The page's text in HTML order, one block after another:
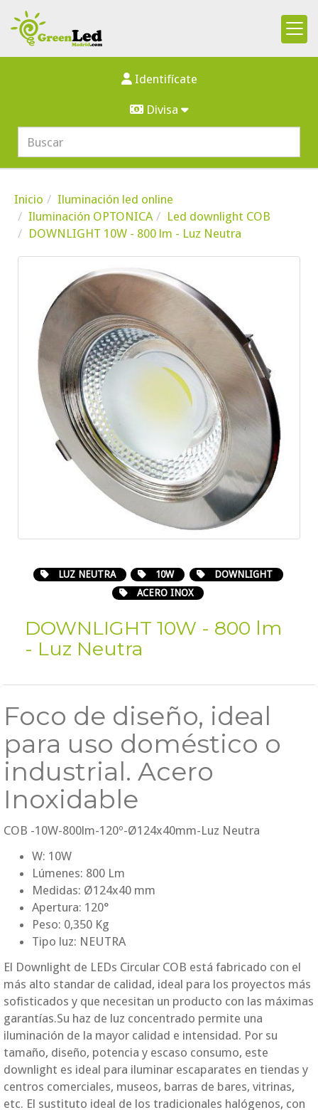
Identifícate
Divisa
Inicio
Iluminación led online
Iluminación OPTONICA
Led downlight COB
DOWNLIGHT 10W - 800 lm - Luz Neutra
LUZ NEUTRA 10W
DOWNLIGHT
ACERO INOX
DOWNLIGHT 10W - 800 lm
- Luz Neutra
Foco de diseño, ideal
para uso doméstico o
industrial. Acero
Inoxidable
COB -10W-800lm-120º-Ø124x40mm-Luz Neutra
W: 10W
Lúmenes: 800 Lm
Medidas: Ø124x40 mm
Apertura: 120°
Peso: 0,350 Kg
Tipo luz: NEUTRA
El Downlight de LEDs Circular COB está fabricado con el
más alto standar de calidad, ideal para los proyectos más
sofisticados y que necesitan un producto con las máximas
garantías.Su haz de luz concentrado permite una
iluminación de la mayor calidad e intensidad. Por su
tamaño, diseño, potencia y escaso consumo, este
downlight es ideal para iluminar escaparates en tiendas y
centros comerciales, museos, barras de bares, vitrinas,
etc. El sustituto ideal de los tradicionales halógenos, con